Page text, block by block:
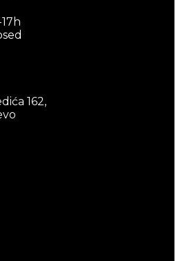
162,